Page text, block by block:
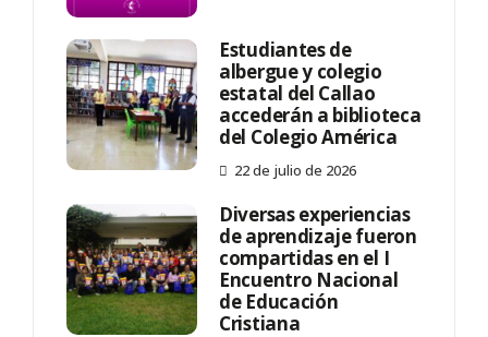
Estudiantes de
albergue y colegio
estatal del Callao
accederán a biblioteca
del Colegio América
22 de julio de 2026
Diversas experiencias
de aprendizaje fueron
compartidas en el I
Encuentro Nacional
de Educación
Cristiana